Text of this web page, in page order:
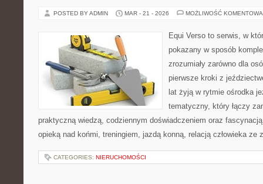
POSTED BY ADMIN MAR - 21 - 2026 MOŻLIWOŚĆ
Equi Verso to serwis, w
pokazany w sposób
zrozumiały zarówno dla
pierwsze kroki z
lat żyją w rytmie ośrodka
tematyczny, który łączy
praktyczną wiedzą, codziennym doświadczeniem oraz
opieką nad końmi, treningiem, jazdą konną, relacją człowieka
CATEGORIES: NIERUCHOMOŚCI